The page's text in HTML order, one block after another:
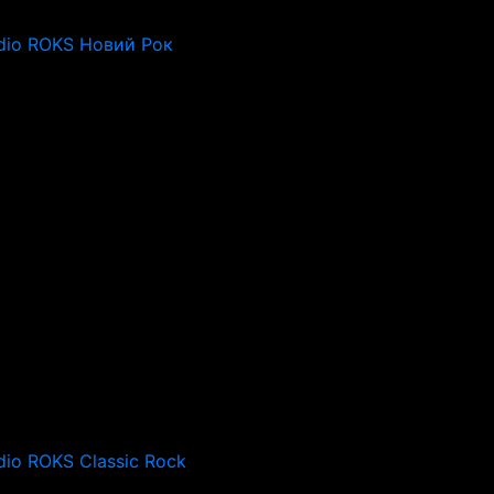
ROKS Новий Рок
ROKS Classic Rock